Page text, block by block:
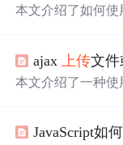
本文介绍了如何使
能、实现文件上传
作。适用于构建类
ajax 上传文件
本文介绍了一种使
同时利用Ajax发送
JavaScript如何